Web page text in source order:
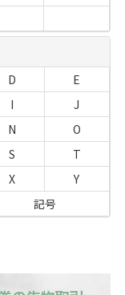
D
E
I
J
N
O
S
T
X
Y
記号